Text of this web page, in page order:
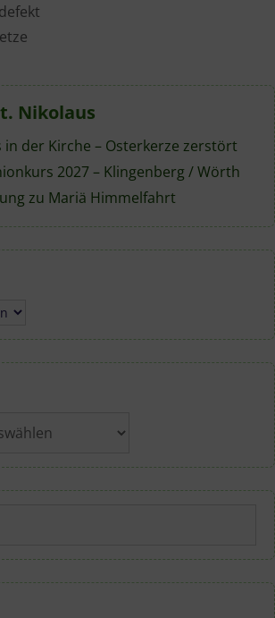
Nikolaus
in der Kirche – Osterkerze zerstört
2027 – Klingenberg / Wörth
zu Mariä Himmelfahrt